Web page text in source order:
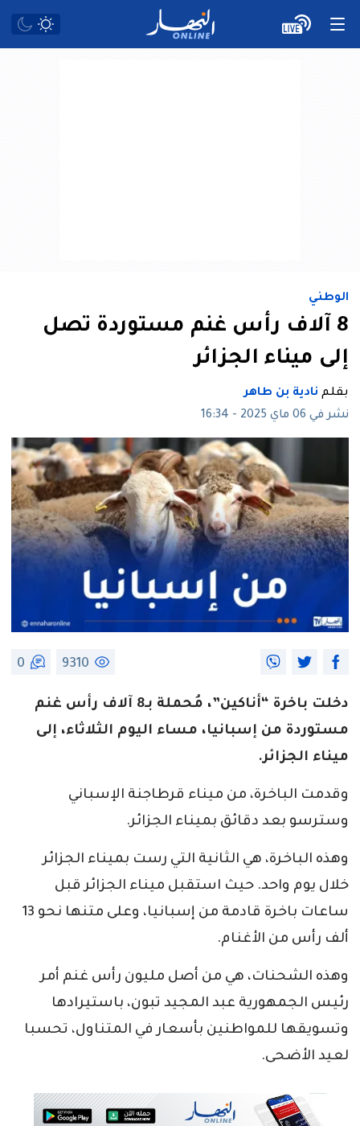
الوطني
8 آلاف رأس غنم مستوردة تصل
إلى ميناء الجزائر
بقلم نادية بن طاهر
نشر في 06 ماي 2025 - 16:34
9310
0
دخلت باخرة “أناكين”، مُحملة بـ8 آلاف رأس غنم
مستوردة من إسبانيا، مساء اليوم الثلاثاء، إلى
ميناء الجزائر.
وقدمت الباخرة، من ميناء قرطاجنة الإسباني
وسترسو بعد دقائق بميناء الجزائر.
وهذه الباخرة، هي الثانية التي رست بميناء الجزائر
خلال يوم واحد. حيث استقبل ميناء الجزائر قبل
ساعات باخرة قادمة من إسبانيا، وعلى متنها نحو 13
ألف رأس من الأغنام.
وهذه الشحنات، هي من أصل مليون رأس غنم أمر
رئيس الجمهورية عبد المجيد تبون، باستيرادها
وتسويقها للمواطنين بأسعار في المتناول، تحسبا
لعيد الأضحى.